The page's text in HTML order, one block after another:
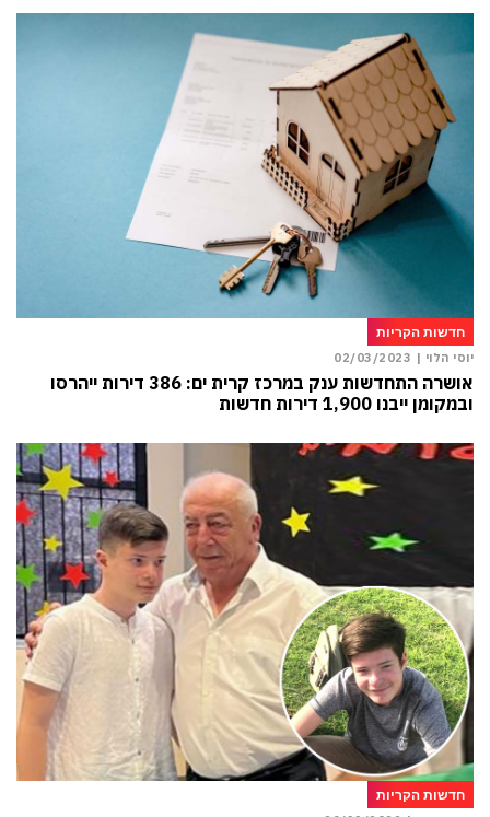
חדשות הקריות
יוסי הלוי | 02/03/2023
אושרה התחדשות ענק במרכז קרית ים: 386 דירות ייהרסו
ובמקומן ייבנו 1,900 דירות חדשות
חדשות הקריות